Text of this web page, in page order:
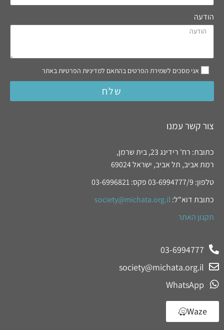
הודעה
אני מסכים לשמירת הפרטים בהתאם למדיניות הפרטיות באתר
שלח
צור קשר עמנו
כתובת: רח' רידינג 23, בית שרמן,
רמת אביב, תל אביב, ישראל 69024
טלפון: 03-6994777/9 פקס: 03-6996821
כתובת דוא"ל: society@michata.org.il
תקנון האתר
03-6994777
society@michata.org.il
WhatsApp
Waze